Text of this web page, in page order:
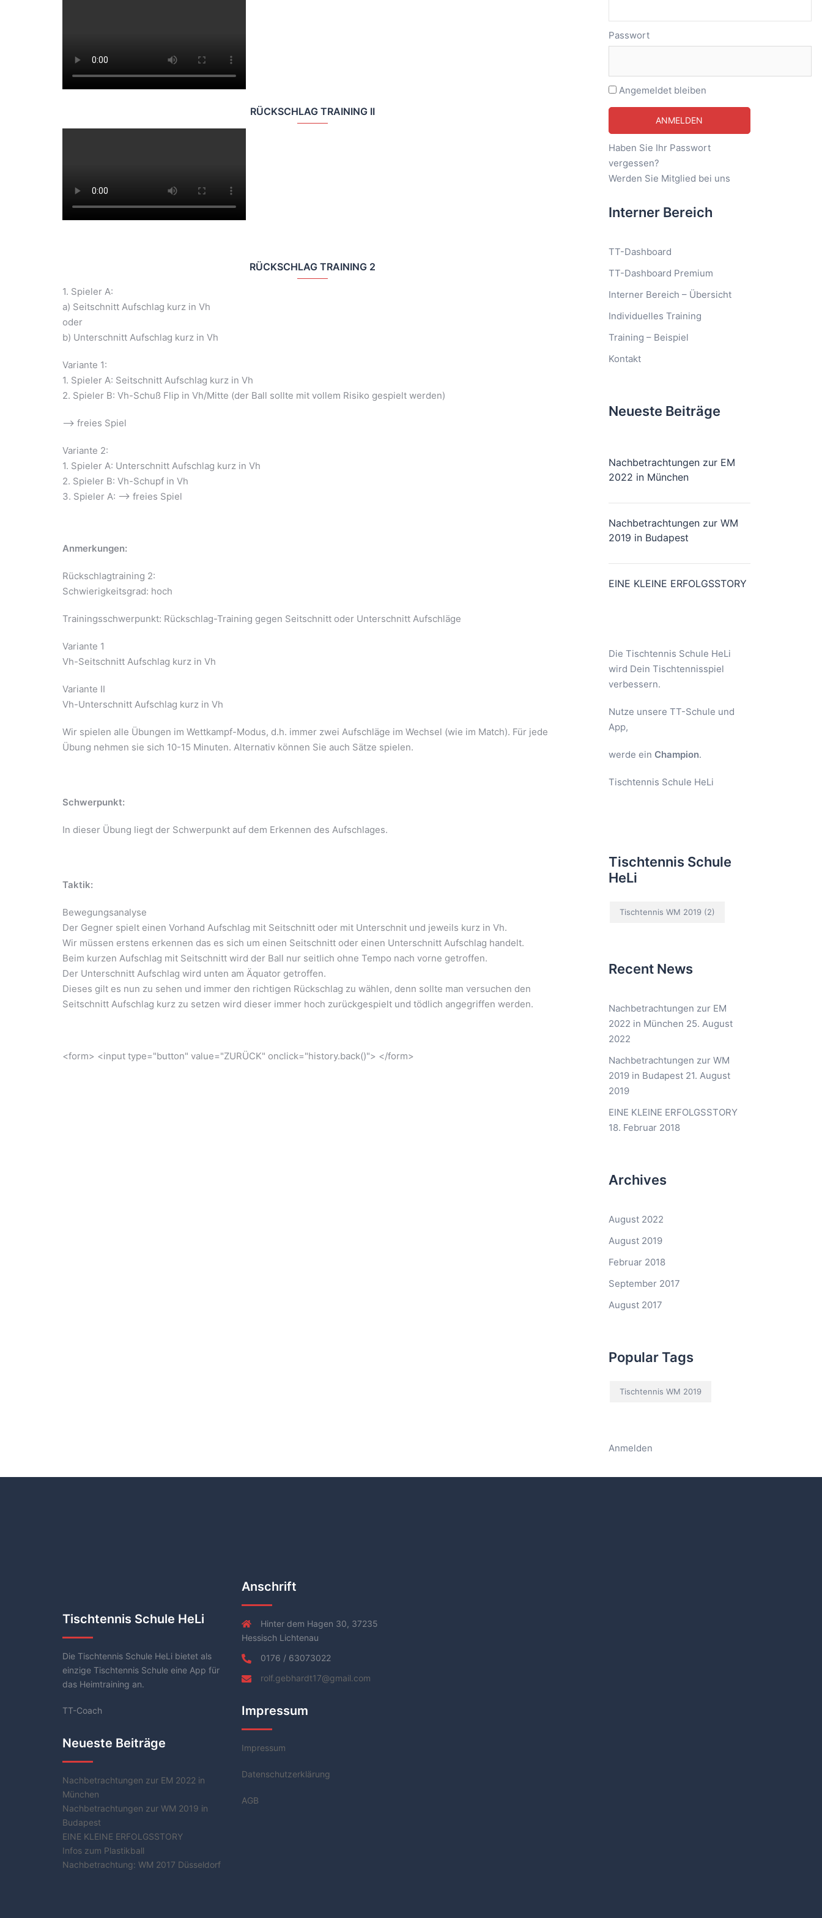
RÜCKSCHLAG TRAINING II
RÜCKSCHLAG TRAINING 2
1. Spieler A:
a) Seitschnitt Aufschlag kurz in Vh
oder
b) Unterschnitt Aufschlag kurz in Vh
Variante 1:
1. Spieler A: Seitschnitt Aufschlag kurz in Vh
2. Spieler B: Vh-Schuß Flip in Vh/Mitte (der Ball sollte mit vollem Risiko gespielt werden)
–> freies Spiel
Variante 2:
1. Spieler A: Unterschnitt Aufschlag kurz in Vh
2. Spieler B: Vh-Schupf in Vh
3. Spieler A: –> freies Spiel
Anmerkungen:
Rückschlagtraining 2:
Schwierigkeitsgrad: hoch
Trainingsschwerpunkt: Rückschlag-Training gegen Seitschnitt oder Unterschnitt Aufschläge
Variante 1
Vh-Seitschnitt Aufschlag kurz in Vh
Variante II
Vh-Unterschnitt Aufschlag kurz in Vh
Wir spielen alle Übungen im Wettkampf-Modus, d.h. immer zwei Aufschläge im Wechsel (wie im Match). Für jede
Übung nehmen sie sich 10-15 Minuten. Alternativ können Sie auch Sätze spielen.
Schwerpunkt:
In dieser Übung liegt der Schwerpunkt auf dem Erkennen des Aufschlages.
Taktik:
Bewegungsanalyse
Der Gegner spielt einen Vorhand Aufschlag mit Seitschnitt oder mit Unterschnit und jeweils kurz in Vh.
Wir müssen erstens erkennen das es sich um einen Seitschnitt oder einen Unterschnitt Aufschlag handelt.
Beim kurzen Aufschlag mit Seitschnitt wird der Ball nur seitlich ohne Tempo nach vorne getroffen.
Der Unterschnitt Aufschlag wird unten am Äquator getroffen.
Dieses gilt es nun zu sehen und immer den richtigen Rückschlag zu wählen, denn sollte man versuchen den
Seitschnitt Aufschlag kurz zu setzen wird dieser immer hoch zurückgespielt und tödlich angegriffen werden.
<form> <input type="button" value="ZURÜCK" onclick="history.back()"> </form>
Passwort
Angemeldet bleiben
Haben Sie Ihr Passwort
vergessen?
Werden Sie Mitglied bei uns
Interner Bereich
TT-Dashboard
TT-Dashboard Premium
Interner Bereich – Übersicht
Individuelles Training
Training – Beispiel
Kontakt
Neueste Beiträge
Nachbetrachtungen zur EM
2022 in München
Nachbetrachtungen zur WM
2019 in Budapest
EINE KLEINE ERFOLGSSTORY
Die Tischtennis Schule HeLi
wird Dein Tischtennisspiel
verbessern.
Nutze unsere TT-Schule und
App,
werde ein Champion.
Tischtennis Schule HeLi
Tischtennis Schule
HeLi
Tischtennis WM 2019(2)
Recent News
Nachbetrachtungen zur EM
2022 in München 25. August
2022
Nachbetrachtungen zur WM
2019 in Budapest 21. August
2019
EINE KLEINE ERFOLGSSTORY
18. Februar 2018
Archives
August 2022
August 2019
Februar 2018
September 2017
August 2017
Popular Tags
Tischtennis WM 2019
Anmelden
Tischtennis Schule HeLi
Die Tischtennis Schule HeLi bietet als
einzige Tischtennis Schule eine App für
das Heimtraining an.
TT-Coach
Neueste Beiträge
Nachbetrachtungen zur EM 2022 in
München
Nachbetrachtungen zur WM 2019 in
Budapest
EINE KLEINE ERFOLGSSTORY
Infos zum Plastikball
Nachbetrachtung: WM 2017 Düsseldorf
Anschrift
Hinter dem Hagen 30, 37235
Hessisch Lichtenau
0176 / 63073022
rolf.gebhardt17@gmail.com
Impressum
Impressum
Datenschutzerklärung
AGB